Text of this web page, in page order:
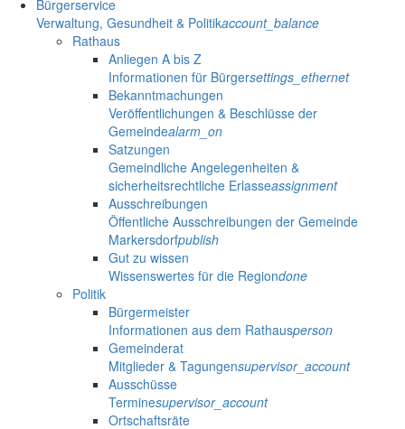
Bürgerservice
Verwaltung, Gesundheit & Politikaccount_balance
Rathaus
Anliegen A bis Z
Informationen für Bürgersettings_ethernet
Bekanntmachungen
Veröffentlichungen & Beschlüsse der
Gemeindealarm_on
Satzungen
Gemeindliche Angelegenheiten &
sicherheitsrechtliche Erlasseassignment
Ausschreibungen
Öffentliche Ausschreibungen der Gemeinde
Markersdorfpublish
Gut zu wissen
Wissenswertes für die Regiondone
Politik
Bürgermeister
Informationen aus dem Rathausperson
Gemeinderat
Mitglieder & Tagungensupervisor_account
Ausschüsse
Terminesupervisor_account
Ortschaftsräte